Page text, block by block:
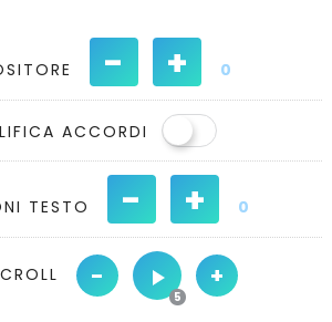
- + 0
ACCORDI
TESTO - + 0
- +